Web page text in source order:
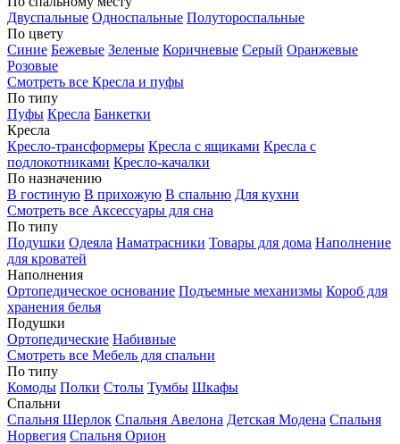
Двуспальные Односпальные Полутороспальные
По цвету
Синие Бежевые Зеленые Коричневые Серый Оранжевые
Розовые
Смотреть все Кресла и пуфы
По типу
Пуфы Кресла Банкетки
Кресла
Кресло-трансформеры Кресла с ящиками Кресла с
подлокотниками Кресло-качалки
По назначению
В гостиную В прихожую В спальню Для кухни
Смотреть все Аксессуары для сна
По типу
Подушки Одеяла Наматрасники Товары для дома Наполнение
для кроватей
Наполнения
Ортопедическое основание Подъемные механизмы Короб для
хранения белья
Подушки
Ортопедические Набивные
Смотреть все Мебель для спальни
По типу
Комоды Полки Столы Тумбы Шкафы
Спальни
Спальня Шерлок Спальня Авелона Детская Модена Спальня
Норвегия Спальня Орион